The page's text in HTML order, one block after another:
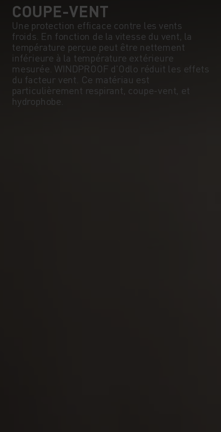
COUPE-VENT
Une protection efficace contre les vents
froids. En fonction de la vitesse du vent, la
température perçue peut être nettement
inférieure à la température extérieure
mesurée. WINDPROOF d'Odlo réduit les effets
du facteur vent. Ce matériau est
particulièrement respirant, coupe-vent, et
hydrophobe.